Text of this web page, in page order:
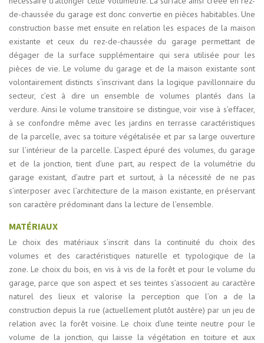
de-chaussée du garage est donc convertie en pièces habitables. Une
construction basse met ensuite en relation les espaces de la maison
existante et ceux du rez-de-chaussée du garage permettant de
dégager de la surface supplémentaire qui sera utilisée pour les
pièces de vie. Le volume du garage et de la maison existante sont
volontairement distincts s’inscrivant dans la logique pavillonnaire du
secteur, c’est à dire un ensemble de volumes plantés dans la
verdure. Ainsi le volume transitoire se distingue, voir vise à s’effacer,
à se confondre même avec les jardins en terrasse caractéristiques
de la parcelle, avec sa toiture végétalisée et par sa large ouverture
sur l’intérieur de la parcelle. L’aspect épuré des volumes, du garage
et de la jonction, tient d’une part, au respect de la volumétrie du
garage existant, d’autre part et surtout, à la nécessité de ne pas
s’interposer avec l’architecture de la maison existante, en préservant
son caractère prédominant dans la lecture de l’ensemble.
MATÉRIAUX
Le choix des matériaux s’inscrit dans la continuité du choix des
volumes et des caractéristiques naturelle et typologique de la
zone. Le choix du bois, en vis à vis de la forêt et pour le volume du
garage, parce que son aspect et ses teintes s’associent au caractère
naturel des lieux et valorise la perception que l’on a de la
construction depuis la rue (actuellement plutôt austère) par un jeu de
relation avec la forêt voisine. Le choix d’une teinte neutre pour le
volume de la jonction, qui laisse la végétation en toiture et aux